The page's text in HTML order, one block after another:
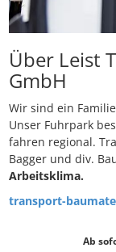
Über Leist
GmbH
Wir sind ein
Unser Fuhrpark
fahren regional.
Bagger und div.
Arbeitsklima.
transport-
Ab